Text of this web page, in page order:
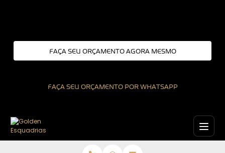
FAÇA SEU ORÇAMENTO AGORA MESMO
FAÇA SEU ORÇAMENTO POR WHATSAPP